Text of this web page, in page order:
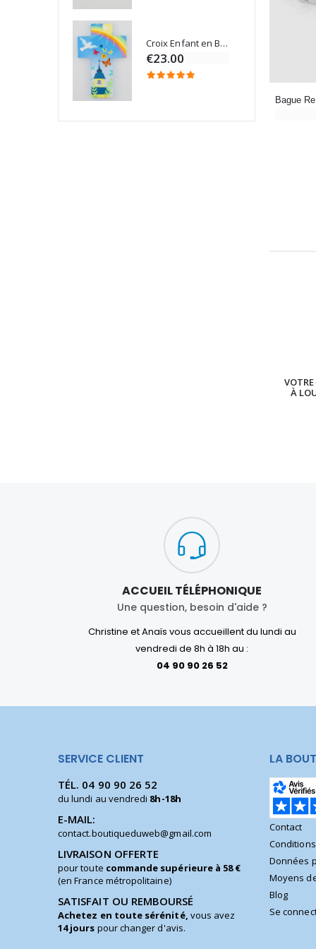
Croix Enfant en Bois Eglise Papillons et Arc-en-ciel 15 cm
€23.00
VOTRE
À
ACCUEIL TÉLÉPHONIQUE
Une question, besoin d'aide ?
Christine et Anaïs vous accueillent du lundi au
vendredi de 8h à 18h au :
04 90 90 26 52
SERVICE CLIENT
TÉL. 04 90 90 26 52
du lundi au vendredi 8h-18h
E-MAIL:
contact.boutiqueduweb@gmail.com
LIVRAISON OFFERTE
pour toute commande supérieure à 58 €
(en France métropolitaine)
SATISFAIT OU REMBOURSÉ
Achetez en toute sérénité, vous avez
14 jours pour changer d'avis.
LA
Contact
Données
Moyens
Blog
Se